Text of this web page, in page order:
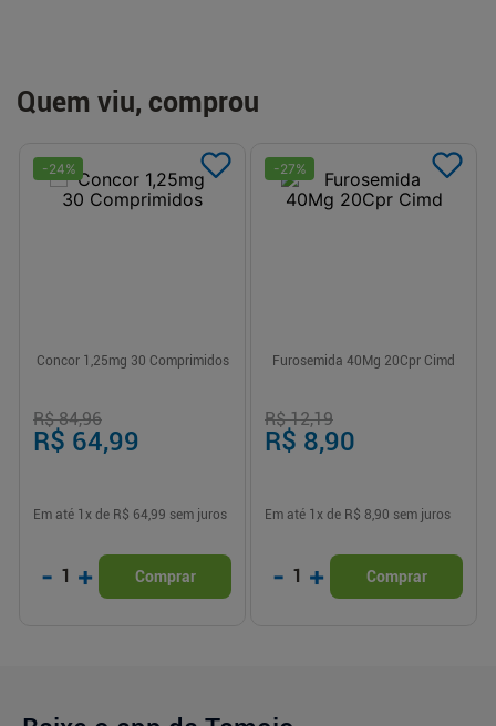
Quem viu, comprou
-24%
Concor 1,25mg 30 Comprimidos
R$ 84,96
R$ 64,99
Em até 1 x de R$ 64,99 sem juros
- 1 + Comprar
-27%
Furosemida 40Mg 20Cpr Cimd
R$ 12,19
R$ 8,90
Em até 1 x de R$ 8,90 sem juros
- 1 + Comprar